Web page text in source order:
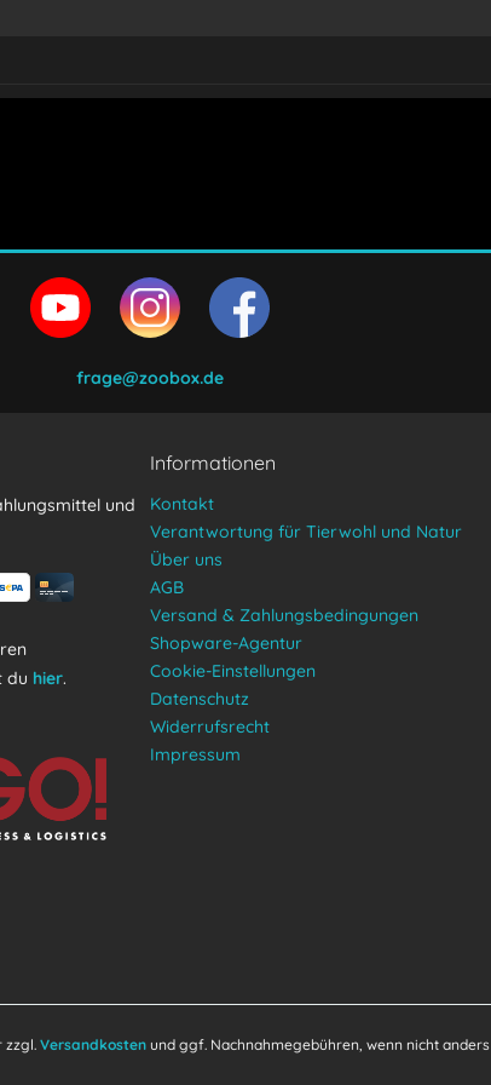
frage@zoobox.de
und
du hier.
Informationen
Kontakt
Verantwortung für Tierwohl und Natur
Über uns
AGB
Versand & Zahlungsbedingungen
Shopware-Agentur
Cookie-Einstellungen
Datenschutz
Widerrufsrecht
Impressum
zzgl. Versandkosten und ggf. Nachnahmegebühren, wenn nicht